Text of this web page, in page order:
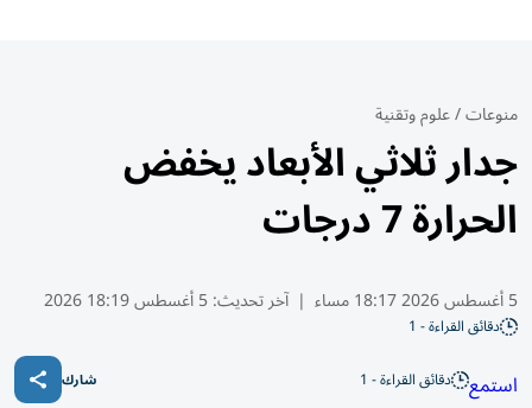
منوعات/علوم وتقنية
جدار ثلاثي الأبعاد يخفض
الحرارة 7 درجات
5 أغسطس 2026 18:17 مساء | آخر تحديث:5 أغسطس 18:19 2026
دقائق القراءة - 1
استمع دقائق القراءة - 1 شارك